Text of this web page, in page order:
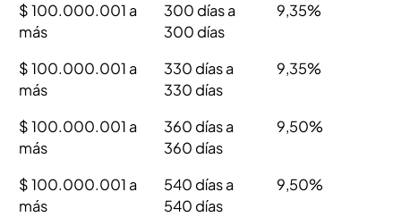
$ 100.000.001 a
más
300 días a
300 días
9,35%
$ 100.000.001 a
más
330 días a
330 días
9,35%
$ 100.000.001 a
más
360 días a
360 días
9,50%
$ 100.000.001 a
más
540 días a
540 días
9,50%